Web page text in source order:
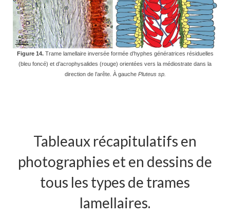
Figure 14.Trame lamellaire inversée formée d’hyphes génératrices résiduelles
(bleu foncé) et d’acrophysalides (rouge) orientées vers la médiostrate dans la
direction de l’arête. À gauche Pluteus sp.
Tableaux récapitulatifs en
photographies et en dessins de
tous les types de trames
lamellaires.